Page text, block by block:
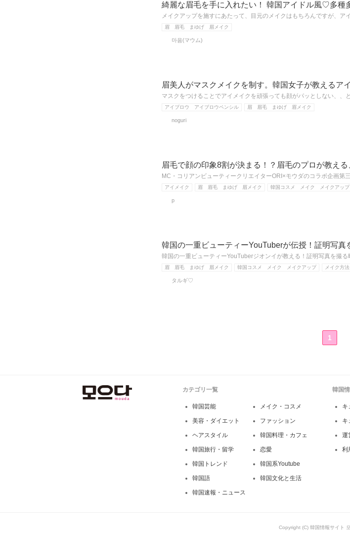
綺麗な眉毛を手に入れたい！ 韓国アイドル風♡多種
メイクアップを施すにあたって、目元のメイクはもちろんですが、
眉 眉毛 まゆげ 眉メイク
마음(マウム)
眉美人がマスクメイクを制す。韓国女子が教えるア
マスクをつけることでアイメイクを頑張っても顔がパッとしない、
アイブロウ アイブロウペンシル 眉 眉毛 まゆげ 眉メイク
noguri
眉毛で顔の印象8割が決まる！？眉毛のプロが教え
MC・コリアンビューティークリエイターORI×モウダのコラボ企画
アイメイク 眉 眉毛 まゆげ 眉メイク 韓国コスメ メイク メイクアップ
p
韓国の一重ビューティーYouTuberが伝授！証明写
韓国の一重ビューティーYouTuberジオンイが教える！証明写真を撮
眉 眉毛 まゆげ 眉メイク 韓国コスメ メイク メイクアップ メイク方法
タルギ♡
1
カテゴリ一覧
韓国芸能 メイク・コスメ
美容・ダイエット ファッション
ヘアスタイル 韓国料理・カフェ
韓国旅行・留学 恋愛
韓国トレンド 韓国系Youtube
韓国語 韓国文化と生活
韓国速報・ニュース
韓国
キ
キ
運
利
Copyright (C) 韓国情報サイト